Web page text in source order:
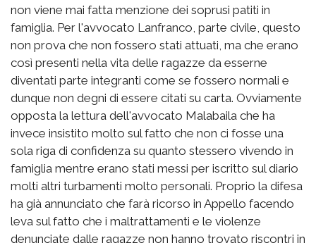
non viene mai fatta menzione dei soprusi patiti in
famiglia. Per l'avvocato Lanfranco, parte civile, questo
non prova che non fossero stati attuati, ma che erano
così presenti nella vita delle ragazze da esserne
diventati parte integranti come se fossero normali e
dunque non degni di essere citati su carta. Ovviamente
opposta la lettura dell'avvocato Malabaila che ha
invece insistito molto sul fatto che non ci fosse una
sola riga di confidenza su quanto stessero vivendo in
famiglia mentre erano stati messi per iscritto sul diario
molti altri turbamenti molto personali. Proprio la difesa
ha già annunciato che farà ricorso in Appello facendo
leva sul fatto che i maltrattamenti e le violenze
denunciate dalle ragazze non hanno trovato riscontri in